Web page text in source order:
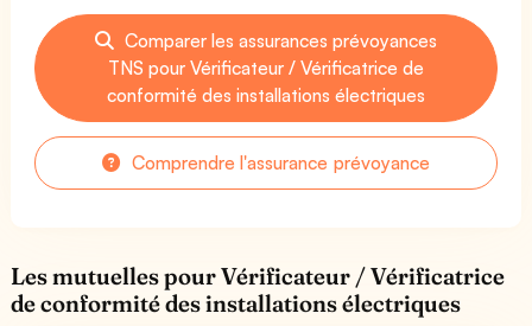
Comparer les assurances prévoyances
TNS pour Vérificateur / Vérificatrice de
conformité des installations électriques
Comprendre l'assurance prévoyance
Les mutuelles pour Vérificateur / Vérificatrice
de conformité des installations électriques